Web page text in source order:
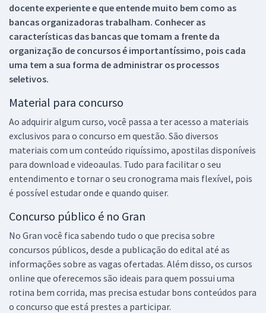
docente experiente e que entende muito bem como as
bancas organizadoras trabalham. Conhecer as
características das bancas que tomam a frente da
organização de concursos é importantíssimo, pois cada
uma tem a sua forma de administrar os processos
seletivos.
Material para concurso
Ao adquirir algum curso, você passa a ter acesso a materiais
exclusivos para o concurso em questão. São diversos
materiais com um conteúdo riquíssimo, apostilas disponíveis
para download e videoaulas. Tudo para facilitar o seu
entendimento e tornar o seu cronograma mais flexível, pois
é possível estudar onde e quando quiser.
Concurso público é no Gran
No Gran você fica sabendo tudo o que precisa sobre
concursos públicos, desde a publicação do edital até as
informações sobre as vagas ofertadas. Além disso, os cursos
online que oferecemos são ideais para quem possui uma
rotina bem corrida, mas precisa estudar bons conteúdos para
o concurso que está prestes a participar.